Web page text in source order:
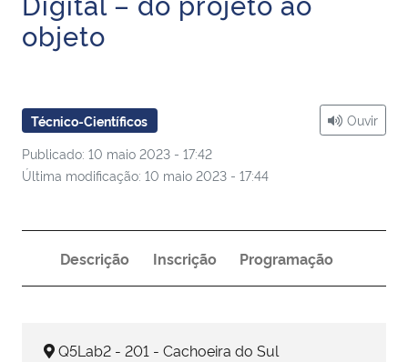
Ministério da Cidadania
Ministério de Minas e Energia
Ministério da Ciência, Tecnologia, Inovações e Comunicações
Ministério do Turismo
Controladoria-Geral da União
objeto
Técnico-Científicos
Publicado: 10 maio 2023 - 17:42
Última modificação: 10 maio 2023 - 17:44
Ouvir
Descrição Inscrição Programação
Q5Lab2 - 201 - Cachoeira do Sul